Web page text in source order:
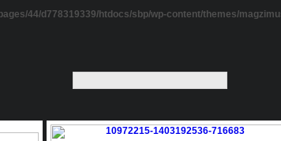
44/d778319339/htdocs/sbp/wp-content/themes/